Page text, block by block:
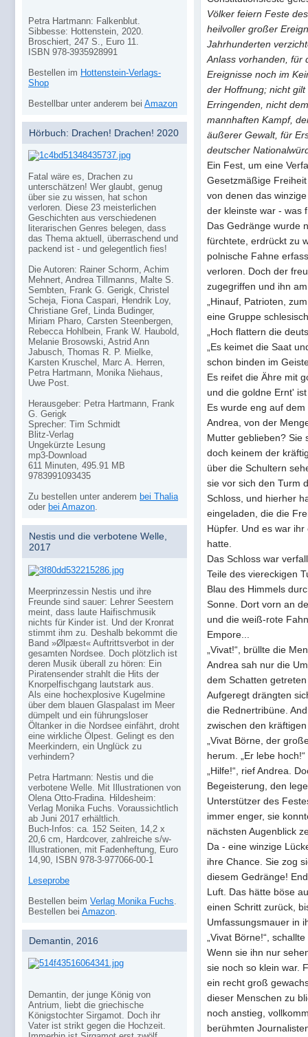
Völker feiern Feste
heilvoller großer
Jahrhunderten
Anlass vorhanden, für
Ereignisse noch im
der Hoffnung; nicht
Erringenden, nicht
mannhaften Kampf,
äußerer Gewalt, für
deutscher
Ein Fest, um eine
Gesetzmäßige
von denen das
der kleinste war - was
Das Gedränge wurde
fürchtete, erdrückt zu
polnische Fahne
verloren. Doch der
zugegriffen und ihn
„Hinauf, Patrioten,
eine Gruppe
„Hoch flattern die
„Es keimet die Saat
schon binden im
Es reifet die Ähre mit
und die goldne Ernt'
Es wurde eng auf
Andrea, von der
Mutter geblieben? Sie
doch keinem der
über die Schultern
sie vor sich den Turm
Schloss, und hierher
eingeladen, die die
Hüpfer. Und es war
hatte.
Das Schloss war
Teile des viereckigen
Blau des Himmels
Sonne. Dort vorn an
und die weiß-rote
Empore...
„Vivat!“, brüllte die
Andrea sah nur die
dem Schatten
Aufgeregt drängten
die Rednertribüne.
zwischen den
„Vivat Börne, der
herum. „Er lebe hoch!“
„Hilfe!“, rief Andrea.
Begeisterung, den
Unterstützer des
immer enger, sie
nächsten Augenblick
Da - eine winzige
ihre Chance. Sie zog
diesem Gedränge!
Luft. Das hätte böse
einen Schritt zurück,
Umfassungsmauer in
„Vivat Börne!“,
Wenn sie ihn nur
sie noch so klein war.
ein recht groß
dieser Menschen zu
noch anstieg,
berühmten
Petra Hartmann: Falkenblut.
Sibbesse: Hottenstein, 2020.
Broschiert, 247 S., Euro 11.
ISBN 978-3935928991
Bestellen im Hottenstein-Verlags-
Shop
Bestellbar unter anderem bei Amazon
Hörbuch: Drachen! Drachen! 2020
Fatal wäre es, Drachen zu
unterschätzen! Wer glaubt, genug
über sie zu wissen, hat schon
verloren. Diese 23 meisterlichen
Geschichten aus verschiedenen
literarischen Genres belegen, dass
das Thema aktuell, überraschend und
packend ist - und gelegentlich fies!
Die Autoren: Rainer Schorm, Achim
Mehnert, Andrea Tillmanns, Malte S.
Sembten, Frank G. Gerigk, Christel
Scheja, Fiona Caspari, Hendrik Loy,
Christiane Gref, Linda Budinger,
Miriam Pharo, Carsten Steenbergen,
Rebecca Hohlbein, Frank W. Haubold,
Melanie Brosowski, Astrid Ann
Jabusch, Thomas R. P. Mielke,
Karsten Kruschel, Marc A. Herren,
Petra Hartmann, Monika Niehaus,
Uwe Post.
Herausgeber: Petra Hartmann, Frank
G. Gerigk
Sprecher: Tim Schmidt
Blitz-Verlag
Ungekürzte Lesung
mp3-Download
611 Minuten, 495.91 MB
9783991093435
Zu bestellen unter anderem bei Thalia
oder bei Amazon.
Nestis und die verbotene Welle,
2017
Meerprinzessin Nestis und ihre
Freunde sind sauer: Lehrer Seestern
meint, dass laute Haifischmusik
nichts für Kinder ist. Und der Kronrat
stimmt ihm zu. Deshalb bekommt die
Band »Ølpæst« Auftrittsverbot in der
gesamten Nordsee. Doch plötzlich ist
deren Musik überall zu hören: Ein
Piratensender strahlt die Hits der
Knorpelfischgang lautstark aus.
Als eine hochexplosive Kugelmine
über dem blauen Glaspalast im Meer
dümpelt und ein führungsloser
Öltanker in die Nordsee einfährt, droht
eine wirkliche Ölpest. Gelingt es den
Meerkindern, ein Unglück zu
verhindern?
Petra Hartmann: Nestis und die
verbotene Welle. Mit Illustrationen von
Olena Otto-Fradina. Hildesheim:
Verlag Monika Fuchs. Voraussichtlich
ab Juni 2017 erhältlich.
Buch-Infos: ca. 152 Seiten, 14,2 x
20,6 cm, Hardcover, zahlreiche s/w-
Illustrationen, mit Fadenheftung, Euro
14,90, ISBN 978-3-977066-00-1
Leseprobe
Bestellen beim Verlag Monika Fuchs
Bestellen bei Amazon
Demantin, 2016
Demantin, der junge König von
Antrium, liebt die griechische
Königstochter Sirgamot. Doch ihr
Vater ist strikt gegen die Hochzeit.